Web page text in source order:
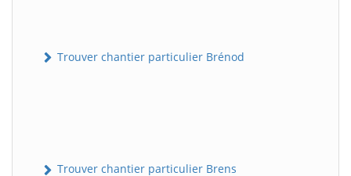
Trouver chantier particulier Brénod
Trouver chantier particulier Brens